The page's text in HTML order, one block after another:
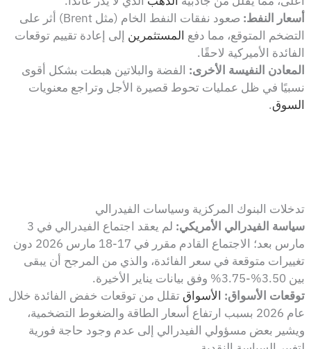
أسعار النفط:
صعود نفقات النفط الخام (مثل Brent) أثر على
التضخم المتوقع، مما دفع المستثمرين إلى إعادة تقييم توقعات
الفائدة الأميركية لاحقًا.
المعادن النفيسة الأخرى: الفضة والبلاتين هبطت بشكل أقوى
نسبيًا في ظل عمليات تحوط قصيرة الأجل وتراجع معنويات
السوق.
تدخلات البنوك المركزية وسياسات الفيدرالي
سياسة الفيدرالي الأمريكي:
لم يعقد اجتماع الفيدرالي في 3
مارس بعد؛ الاجتماع القادم مقرر في 17-18 مارس 2026 دون
تغييرات متوقعة في سعر الفائدة، والذي من المرجح أن يبقى
بين 3.50%-3.75% وفق بيانات يناير الأخيرة.
توقعات الأسواق: الأسواق تقلل من توقعات خفض الفائدة خلال
عام 2026 بسبب ارتفاع أسعار الطاقة والضغوط التضخمية،
ويشير بعض مسؤولي الفيدرالي إلى عدم وجود حاجة فورية